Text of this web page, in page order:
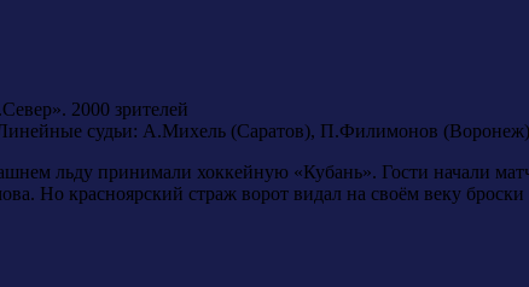
2000 зрителей
судьи: А.Михель (Саратов), П.Филимонов (Воронеж)
льду принимали хоккейную «Кубань». Гости начали
Но красноярский страж ворот видал на своём веку